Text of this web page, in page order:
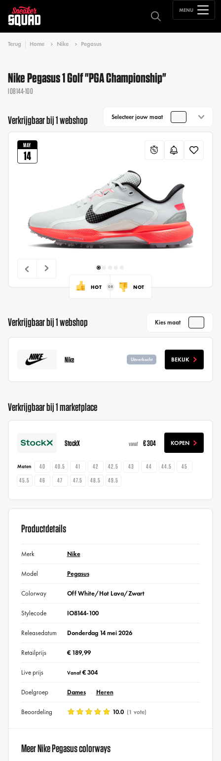
MENU
Terug Home Nike Pegasus
Nike Pegasus 1 Golf "PGA Championship"
IO8144-100
Verkrijgbaar bij 1 webshop Selecteer jouw maat
MAY
14
HOT NOT
Verkrijgbaar bij 1 webshop Kies maat
Nike Uitverkocht BEKIJK
Verkrijgbaar bij 1 marketplace
StockX vanaf € 304 KOPEN
Maten 40 40.5 41 42 42.5 43 44 44.5
45
45.5
46 47 47.5 48.5 49.5
Productdetails
Merk Nike
Model Pegasus
Colorway Off White/Hot Lava/Zwart
Stylecode IO8144-100
Releasedatum Donderdag 14 mei 2026
Retailprijs € 189,99
Live prijs Vanaf€ 304
Doelgroep Dames Heren
Beoordeling 10.0 (1 vote)
Meer Nike Pegasus colorways